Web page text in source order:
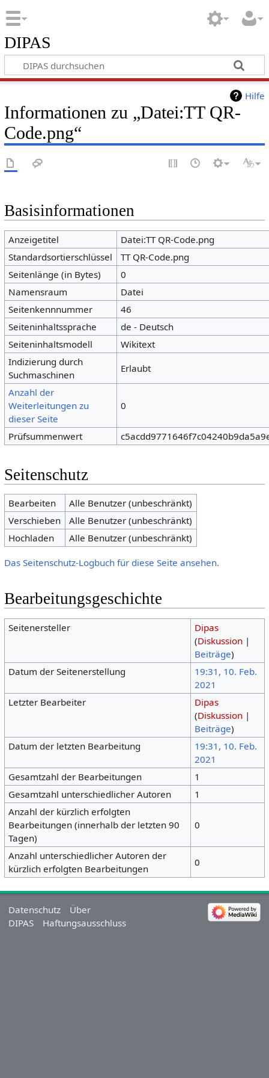
DIPAS
Hilfe
Informationen zu „Datei:TT QR-
Code.png“
Basisinformationen
Anzeigetitel
Datei:TT QR-Code.png
Standardsortierschlüssel
TT QR-Code.png
Seitenlänge (in Bytes)
0
Namensraum
Datei
Seitenkennnummer
46
Seiteninhaltssprache
de - Deutsch
Seiteninhaltsmodell
Wikitext
Indizierung durch
Suchmaschinen
Erlaubt
Anzahl der
Weiterleitungen zu
dieser Seite
0
Prüfsummenwert
Seitenschutz
Bearbeiten
Alle Benutzer (unbeschränkt)
Verschieben
Alle Benutzer (unbeschränkt)
Hochladen
Alle Benutzer (unbeschränkt)
Das Seitenschutz-Logbuch für diese Seite ansehen.
Bearbeitungsgeschichte
Seitenersteller
Dipas
(Diskussion|
Beiträge)
Datum der Seitenerstellung
19:31, 10. Feb.
2021
Letzter Bearbeiter
Dipas
(Diskussion|
Beiträge)
Datum der letzten Bearbeitung
19:31, 10. Feb.
2021
Gesamtzahl der Bearbeitungen
1
Gesamtzahl unterschiedlicher Autoren
1
Anzahl der kürzlich erfolgten
Bearbeitungen (innerhalb der letzten 90
Tagen)
0
Anzahl unterschiedlicher Autoren der
kürzlich erfolgten Bearbeitungen
0
Datenschutz
Über
DIPAS
Haftungsausschluss